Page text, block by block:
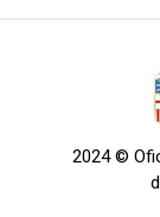
2024 ©